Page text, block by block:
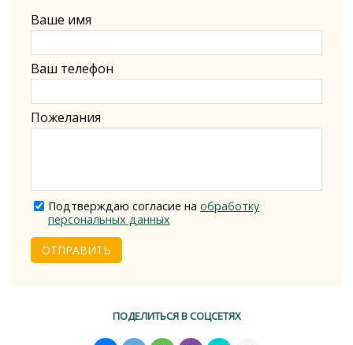
Ваше имя
Ваш телефон
Пожелания
Подтверждаю согласие на обработку
персональных данных
ОТПРАВИТЬ
ПОДЕЛИТЬСЯ В СОЦСЕТЯХ